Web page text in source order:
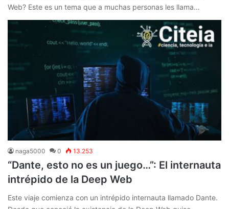
Web? Este es un tema que a muchas personas les llama…
naga5000 0 13.253
“Dante, esto no es un juego…”: El internauta
intrépido de la Deep Web
Este viaje comienza con un intrépido internauta llamado Dante.